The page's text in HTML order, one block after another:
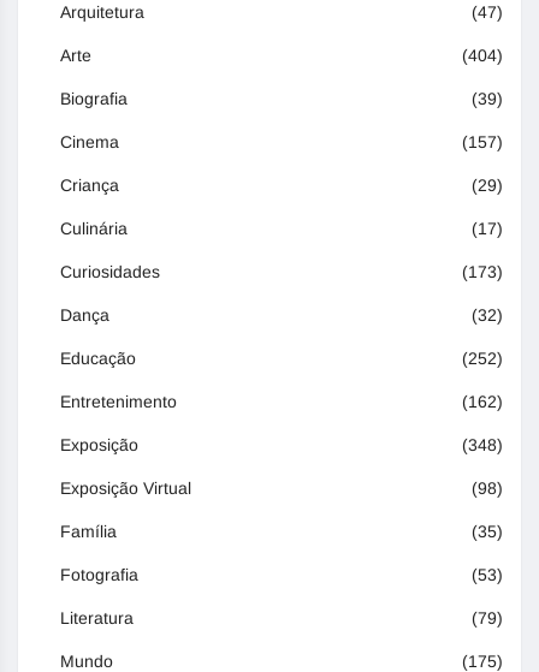
Arquitetura (47)
Arte (404)
Biografia (39)
Cinema (157)
Criança (29)
Culinária (17)
Curiosidades (173)
Dança (32)
Educação (252)
Entretenimento (162)
Exposição (348)
Exposição Virtual (98)
Família (35)
Fotografia (53)
Literatura (79)
Mundo (175)